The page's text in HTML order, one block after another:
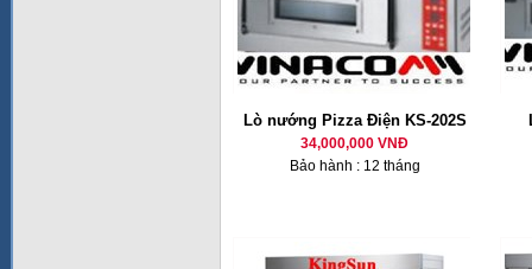
Lò nướng Pizza Điện KS-202S
34,000,000 VNĐ
Bảo hành : 12 tháng